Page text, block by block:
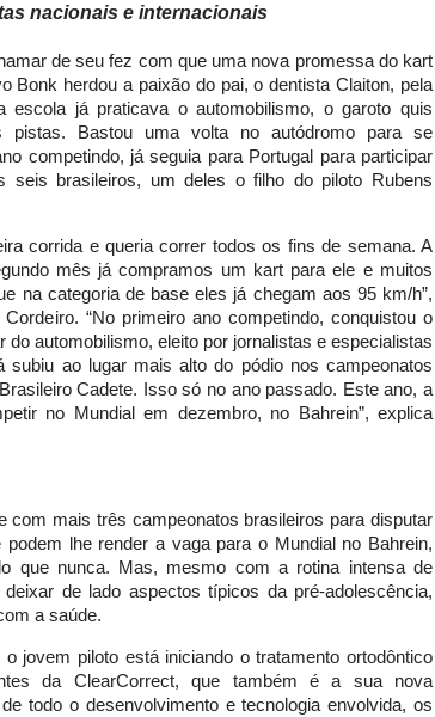
nacionais e internacionais
de seu fez com que uma nova promessa do kart
Bonk herdou a paixão do pai, o dentista Claiton, pela
escola já praticava o automobilismo, o garoto quis
pistas. Bastou uma volta no autódromo para se
competindo, já seguia para Portugal para participar
seis brasileiros, um deles o filho do piloto Rubens
corrida e queria correr todos os fins de semana. A
mês já compramos um kart para ele e muitos
na categoria de base eles já chegam aos 95 km/h”,
“No primeiro ano competindo, conquistou o
do automobilismo, eleito por jornalistas e especialistas
subiu ao lugar mais alto do pódio nos campeonatos
Cadete. Isso só no ano passado. Este ano, a
no Mundial em dezembro, no Bahrein”, explica
com mais três campeonatos brasileiros para disputar
lhe render a vaga para o Mundial no Bahrein,
que nunca. Mas, mesmo com a rotina intensa de
de lado aspectos típicos da pré-adolescência,
a saúde.
jovem piloto está iniciando o tratamento ortodôntico
da ClearCorrect, que também é a sua nova
todo o desenvolvimento e tecnologia envolvida, os